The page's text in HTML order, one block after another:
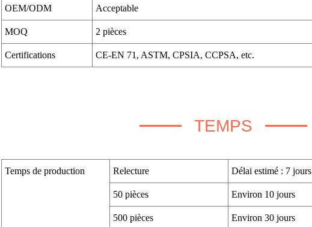
OEM/ODM Acceptable
MOQ 2 pièces
Certifications CE-EN 71, ASTM, CPSIA, CCPSA, etc.
TEMPS
Temps de production Relecture Délai estimé : 7 jours
50 pièces Environ 10 jours
500 pièces Environ 30 jours